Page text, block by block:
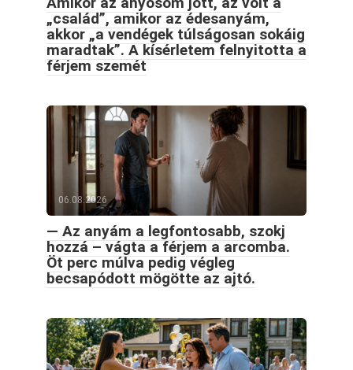
„család”, amikor az édesanyám,
akkor „a vendégek túlságosan sokáig
maradtak”. A kísérletem felnyitotta a
férjem szemét
06.08.2026
— Az anyám a legfontosabb, szokj
hozzá – vágta a férjem a arcomba.
Öt perc múlva pedig végleg
becsapódott mögötte az ajtó.